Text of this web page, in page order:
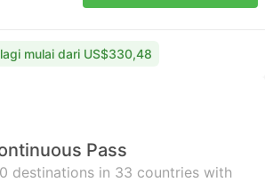
mulai dari US$330,48
Pass
destinations in 33 countries with